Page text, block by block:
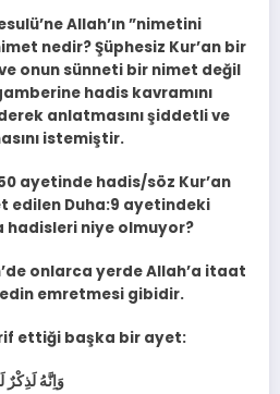
Allah’ın ”nimetini
nedir? Şüphesiz Kur’an bir
onun sünneti bir nimet değil
hadis kavramını
anlatmasını şiddetli ve
istemiştir.
ayetinde hadis/söz Kur’an
edilen Duha:9 ayetindeki
hadisleri niye olmuyor?
onlarca yerde Allah’a itaat
emretmesi gibidir.
ettiği başka bir ayet: